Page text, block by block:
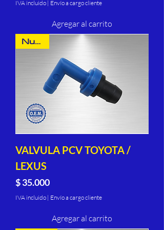
IVA incluido | Envío a cargo cliente
Agregar al carrito
Nuevo
VALVULA PCV TOYOTA /
LEXUS
Precio
$ 35.000
IVA incluido | Envío a cargo cliente
Agregar al carrito